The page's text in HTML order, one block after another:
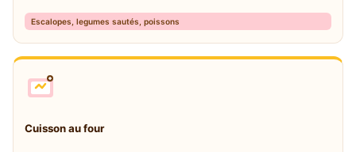
Escalopes, legumes sautés, poissons
Cuisson au four